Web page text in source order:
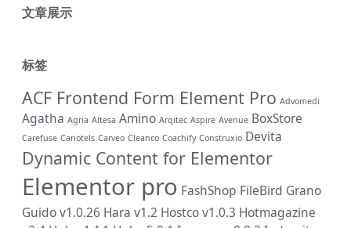
文章展示
标签
ACF Frontend Form Element Pro Advomedi
Agatha Agria Altesa Amino Arqitec Aspire Avenue BoxStore
Carefuse Cariotels Carveo Cleanco Coachify Construxio Devita
Dynamic Content for Elementor
Elementor pro FashShop FileBird Grano
Guido v1.0.26 Hara v1.2 Hostco v1.0.3 Hotmagazine